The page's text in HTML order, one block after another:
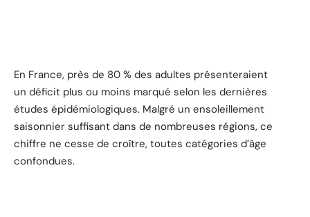
En France, près de 80 % des adultes présenteraient
un déficit plus ou moins marqué selon les dernières
études épidémiologiques. Malgré un ensoleillement
saisonnier suffisant dans de nombreuses régions, ce
chiffre ne cesse de croître, toutes catégories d’âge
confondues.